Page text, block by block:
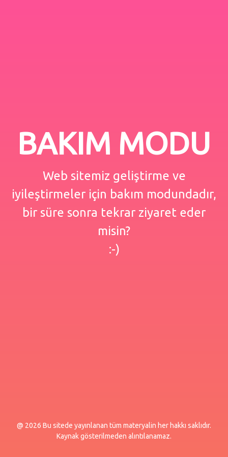
BAKIM MODU
Web sitemiz geliştirme ve
iyileştirmeler için bakım modundadır,
bir süre sonra tekrar ziyaret eder
misin?
:-)
@ 2026 Bu sitede yayınlanan tüm materyalin her hakkı saklıdır.
Kaynak gösterilmeden alıntılanamaz.